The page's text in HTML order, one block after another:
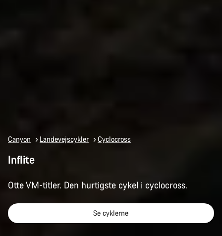
Canyon Landevejscykler Cyclocross
Inflite
Otte VM-titler. Den hurtigste cykel i cyclocross.
Se cyklerne